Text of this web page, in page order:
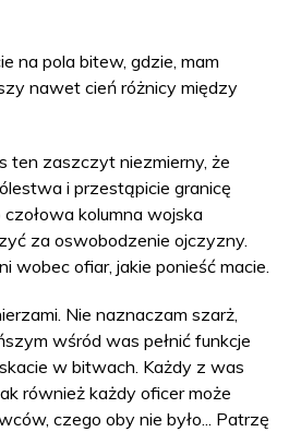
na pola bitew, gdzie, mam
nawet cień różnicy między
ten zaszczyt niezmierny, że
i przestąpicie granicę
kolumna wojska
za oswobodzenie ojczyzny.
wobec ofiar, jakie ponieść macie.
Nie naznaczam szarż,
wśród was pełnić funkcje
w bitwach. Każdy z was
również każdy oficer może
czego oby nie było... Patrzę